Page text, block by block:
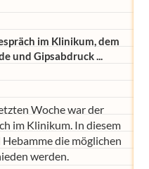
im Klinikum, dem
und Gipsabdruck ...
Woche war der
im Klinikum. In diesem
die möglichen
werden.